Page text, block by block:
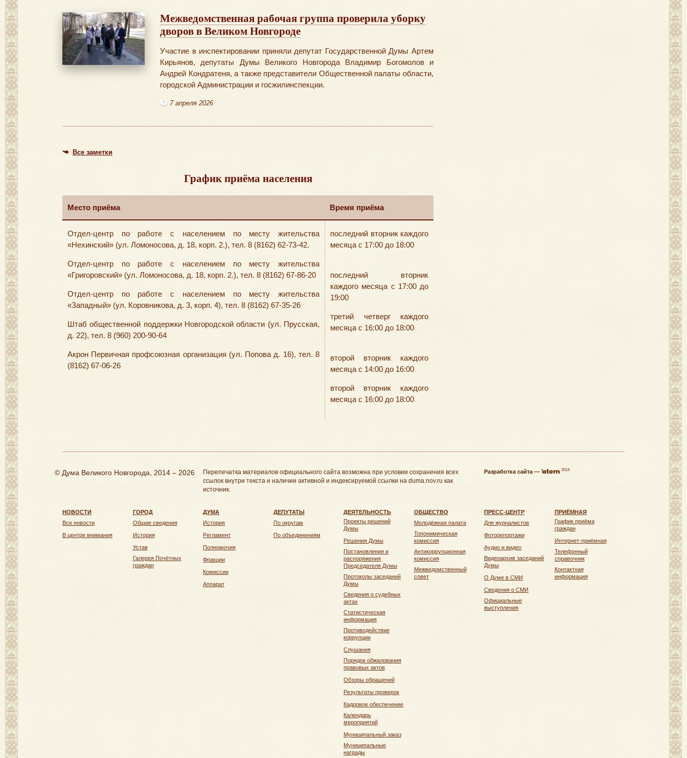
Межведомственная рабочая группа проверила уборку
дворов в Великом Новгороде
Участие в инспектировании приняли депутат Государственной Думы Артем
Кирьянов, депутаты Думы Великого Новгорода Владимир Богомолов и
Андрей Кондратеня, а также представители Общественной палаты области,
городской Администрации и госжилинспекции.
7 апреля 2026
Все заметки
График приёма населения
Место приёма Время приёма
Отдел-центр по работе с населением по месту жительства
«Нехинский» (ул. Ломоносова, д. 18, корп. 2.), тел. 8 (8162) 62-73-42.
Отдел-центр по работе с населением по месту жительства
«Григоровский» (ул. Ломоносова, д. 18, корп. 2.), тел. 8 (8162) 67-86-20
Отдел-центр по работе с населением по месту жительства
«Западный» (ул. Коровникова, д. 3, корп. 4), тел. 8 (8162) 67-35-26
Штаб общественной поддержки Новгородской области (ул. Прусская,
д. 22), тел. 8 (960) 200-90-64
Акрон Первичная профсоюзная организация (ул. Попова д. 16), тел. 8
(8162) 67-06-26
последний вторник каждого
месяца с 17:00 до 18:00
последний вторник
каждого месяца с 17:00 до
19:00
третий четверг каждого
месяца с 16:00 до 18:00
второй вторник каждого
месяца с 14:00 до 16:00
второй вторник каждого
месяца с 16:00 до 18:00
© Дума Великого Новгорода, 2014 – 2026
Перепечатка материалов официального сайта возможна при условии сохранения всех
ссылок внутри текста и наличии активной и индексируемой ссылки на duma.nov.ru как
источник.
Разработка сайта — 2014
НОВОСТИ
Все новости
В центре внимания
ГОРОД
Общие сведения
История
Устав
Галерея Почётных
граждан
ДУМА
История
Регламент
Полномочия
Фракции
Комиссии
Аппарат
ДЕПУТАТЫ
По округам
По объединениям
ДЕЯТЕЛЬНОСТЬ
Проекты решений
Думы
Решения Думы
Постановления и
распоряжения
Председателя Думы
Протоколы заседаний
Думы
Сведения о судебных
актах
Статистическая
информация
Противодействие
коррупции
Слушания
Порядок обжалования
правовых актов
Обзоры обращений
Результаты проверок
Кадровое обеспечение
Календарь
мероприятий
Муниципальный заказ
Муниципальные
награды
ОБЩЕСТВО
Молодёжная палата
Топонимическая
комиссия
Антикоррупционная
комиссия
Межведомственный
совет
ПРЕСС-ЦЕНТР
Для журналистов
Фоторепортажи
Аудио и видео
Видеоархив заседаний
Думы
О Думе в СМИ
Сведения о СМИ
Официальные
выступления
ПРИЁМНАЯ
График приёма
граждан
Интернет-приёмная
Телефонный
справочник
Контактная
информация